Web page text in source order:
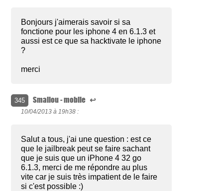
Bonjours j'aimerais savoir si sa
fonctione pour les iphone 4 en 6.1.3 et
aussi est ce que sa hacktivate le iphone
?
merci
345 Smailou - mobile ↩
10/04/2013 à 19h38 :
Salut a tous, j'ai une question : est ce
que le jailbreak peut se faire sachant
que je suis que un iPhone 4 32 go
6.1.3, merci de me répondre au plus
vite car je suis très impatient de le faire
si c'est possible :)